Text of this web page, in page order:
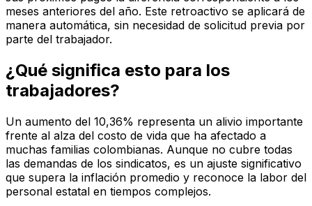
meses anteriores del año. Este retroactivo se aplicará de
manera automática, sin necesidad de solicitud previa por
parte del trabajador.
¿Qué significa esto para los
trabajadores?
Un aumento del 10,36% representa un alivio importante
frente al alza del costo de vida que ha afectado a
muchas familias colombianas. Aunque no cubre todas
las demandas de los sindicatos, es un ajuste significativo
que supera la inflación promedio y reconoce la labor del
personal estatal en tiempos complejos.